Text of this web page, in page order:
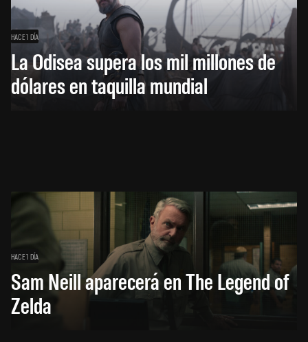
HACE 1 DÍA
La Odisea supera los mil millones de
dólares en taquilla mundial
HACE 1 DÍA
Sam Neill aparecerá en The Legend of
Zelda